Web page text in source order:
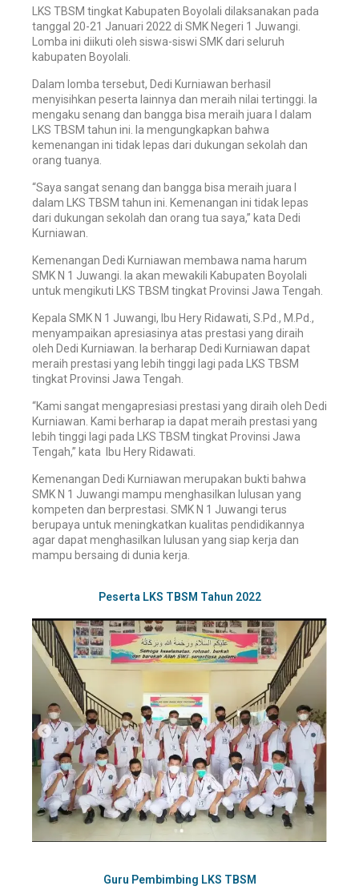
LKS TBSM tingkat Kabupaten Boyolali dilaksanakan pada
tanggal 20-21 Januari 2022 di SMK Negeri 1 Juwangi.
Lomba ini diikuti oleh siswa-siswi SMK dari seluruh
kabupaten Boyolali.
Dalam lomba tersebut, Dedi Kurniawan berhasil
menyisihkan peserta lainnya dan meraih nilai tertinggi. Ia
mengaku senang dan bangga bisa meraih juara I dalam
LKS TBSM tahun ini. Ia mengungkapkan bahwa
kemenangan ini tidak lepas dari dukungan sekolah dan
orang tuanya.
“Saya sangat senang dan bangga bisa meraih juara I
dalam LKS TBSM tahun ini. Kemenangan ini tidak lepas
dari dukungan sekolah dan orang tua saya,” kata Dedi
Kurniawan.
Kemenangan Dedi Kurniawan membawa nama harum
SMK N 1 Juwangi. Ia akan mewakili Kabupaten Boyolali
untuk mengikuti LKS TBSM tingkat Provinsi Jawa Tengah.
Kepala SMK N 1 Juwangi, Ibu Hery Ridawati, S.Pd., M.Pd.,
menyampaikan apresiasinya atas prestasi yang diraih
oleh Dedi Kurniawan. Ia berharap Dedi Kurniawan dapat
meraih prestasi yang lebih tinggi lagi pada LKS TBSM
tingkat Provinsi Jawa Tengah.
“Kami sangat mengapresiasi prestasi yang diraih oleh Dedi
Kurniawan . Kami berharap ia dapat meraih prestasi yang
lebih tinggi lagi pada LKS TBSM tingkat Provinsi Jawa
Tengah,” kata
Ibu Hery Ridawati.
Kemenangan Dedi Kurniawan merupakan bukti bahwa
SMK N 1 Juwangi mampu menghasilkan lulusan yang
kompeten dan berprestasi. SMK N 1 Juwangi terus
berupaya untuk meningkatkan kualitas pendidikannya
agar dapat menghasilkan lulusan yang siap kerja dan
mampu bersaing di dunia kerja.
Peserta LKS TBSM Tahun 2022
Guru Pembimbing LKS TBSM